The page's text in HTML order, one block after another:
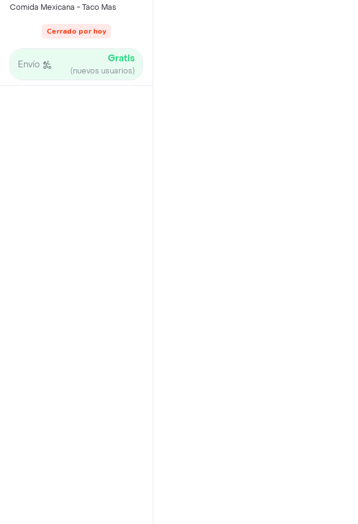
Comida Mexicana - Taco Mas
Cerrado por hoy
Envío Gratis
(nuevos usuarios)